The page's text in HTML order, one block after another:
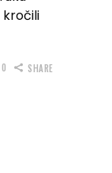
0 SHARE